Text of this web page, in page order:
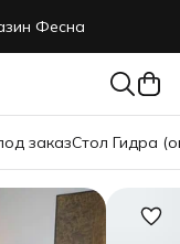
Фесна
заказСтол Гидра